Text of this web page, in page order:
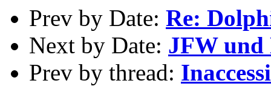
Prev by Date: Re:
Next by Date: JFW und
Prev by thread: